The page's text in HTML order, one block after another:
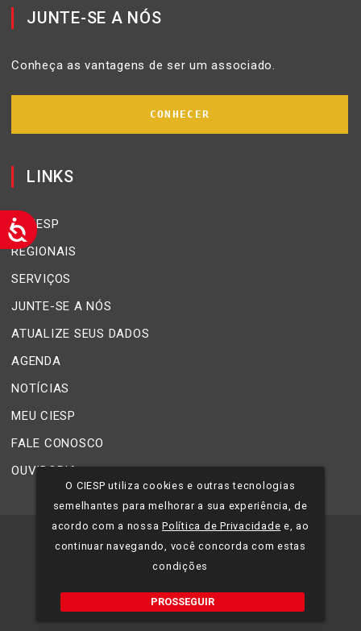
JUNTE-SE A NÓS
Conheça as vantagens de ser um associado.
CONHECER
LINKS
O CIESP
REGIONAIS
SERVIÇOS
JUNTE-SE A NÓS
ATUALIZE SEUS DADOS
AGENDA
NOTÍCIAS
MEU CIESP
FALE CONOSCO
OUVIDORIA
2026 CIESP - Todos os direitos reservados.
Política de Privacidade
O CIESP utiliza cookies e outras tecnologias
semelhantes para melhorar a sua experiência, de
acordo com a nossaPolítica de Privacidade e, ao
continuar navegando, você concorda com estas
condições
PROSSEGUIR